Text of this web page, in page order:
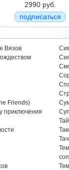
2990 руб.
подписаться
Вязов
Friends)
приключения